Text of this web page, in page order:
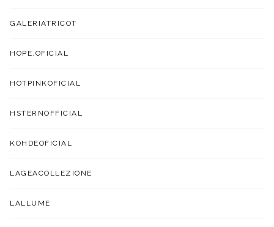
GALERIATRICOT
HOPE.OFICIAL
HOTPINKOFICIAL
HSTERNOFFICIAL
KOHDEOFICIAL
LAGEACOLLEZIONE
LALLUME